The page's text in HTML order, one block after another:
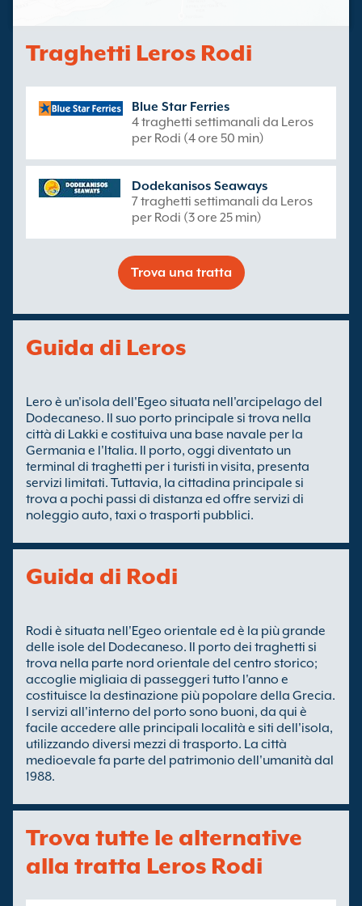
Traghetti Leros Rodi
Blue Star Ferries
4 traghetti settimanali da Leros
per Rodi (4 ore 50 min)
Dodekanisos Seaways
7 traghetti settimanali da Leros
per Rodi (3 ore 25 min)
Trova una tratta
Guida di Leros
Lero è un'isola dell'Egeo situata nell'arcipelago del
Dodecaneso. Il suo porto principale si trova nella
città di Lakki e costituiva una base navale per la
Germania e l'Italia. Il porto, oggi diventato un
terminal di traghetti per i turisti in visita, presenta
servizi limitati. Tuttavia, la cittadina principale si
trova a pochi passi di distanza ed offre servizi di
noleggio auto, taxi o trasporti pubblici.
Guida di Rodi
Rodi è situata nell'Egeo orientale ed è la più grande
delle isole del Dodecaneso. Il porto dei traghetti si
trova nella parte nord orientale del centro storico;
accoglie migliaia di passeggeri tutto l'anno e
costituisce la destinazione più popolare della Grecia.
I servizi all'interno del porto sono buoni, da qui è
facile accedere alle principali località e siti dell'isola,
utilizzando diversi mezzi di trasporto. La città
medioevale fa parte del patrimonio dell'umanità dal
1988.
Trova tutte le alternative
alla tratta Leros Rodi